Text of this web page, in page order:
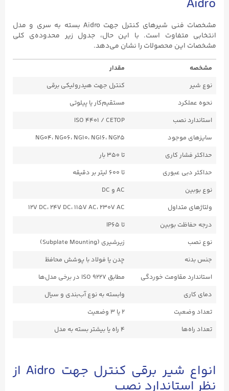
مشخصات فنی شیرهای کنترل جهت Aidro بسته به سری و مدل
متفاوت است. با این حال، جدول زیر محدوده‌ی کلی
محصولات را نشان می‌دهد.
کنترل جهت هیدرولیکی برقی
مستقیم‌کار یا پیلوتی
ISO 4401 / CETOP
NG04، NG06، NG10، NG16، NG25
کاری
تا ۳۵۰ بار
عبوری
تا ۶۰۰ لیتر بر دقیقه
12V DC، 24V DC، 115V AC، 230V AC
بوبین
تا IP65
چدن یا فولاد با پوشش محافظ
مقاومت خوردگی
مطابق ISO ۹۲۲۷ در برخی مدل‌ها
وابسته به نوع آب‌بندی و سیال
انواع شیر برقی کنترل جهت Aidro از
نصب